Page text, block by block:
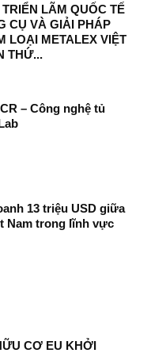
LÃM QUỐC TẾ
CỤ VÀ GIẢI PHÁP
LOẠI METALEX VIỆT
THỨ...
– Công nghệ tủ
13 triệu USD giữa
Nam trong lĩnh vực
CƠ EU KHỞI